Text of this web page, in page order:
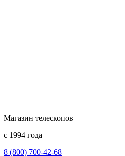
Магазин телескопов
с 1994 года
8 (800) 700-42-68